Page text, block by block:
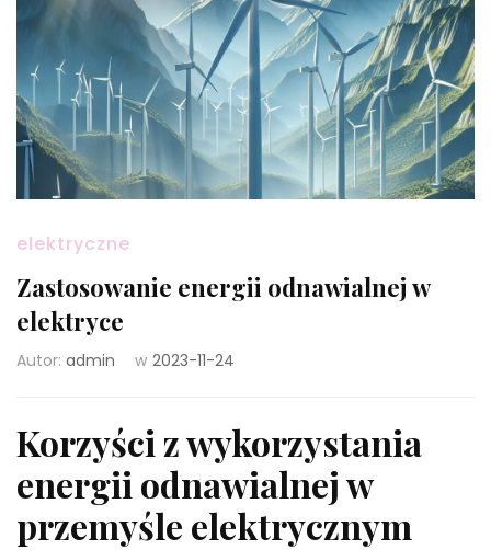
elektryczne
Zastosowanie energii odnawialnej w
elektryce
Autor: admin w 2023-11-24
Korzyści z wykorzystania
energii odnawialnej w
przemyśle elektrycznym